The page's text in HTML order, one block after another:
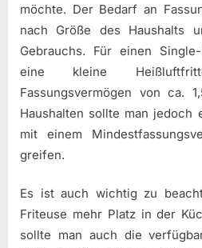
möchte. Der Bedarf an
nach Größe des Haushalts
Gebrauchs. Für einen
eine kleine
Fassungsvermögen von ca.
Haushalten sollte man jedoch
mit einem
greifen.
Es ist auch wichtig zu
Friteuse mehr Platz in der
sollte man auch die